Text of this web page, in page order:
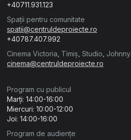
+40711.931.123
Spații pentru comunitate
spatii@centruldeproiecte.ro
+40787.407.992
Cinema Victoria, Timiș, Studio, Johnny
cinema@centruldeproiecte.ro
Program cu publicul
Marți: 14:00-16:00
Miercuri: 10:00-12:00
Joi: 14:00-16:00
Program de audiențe